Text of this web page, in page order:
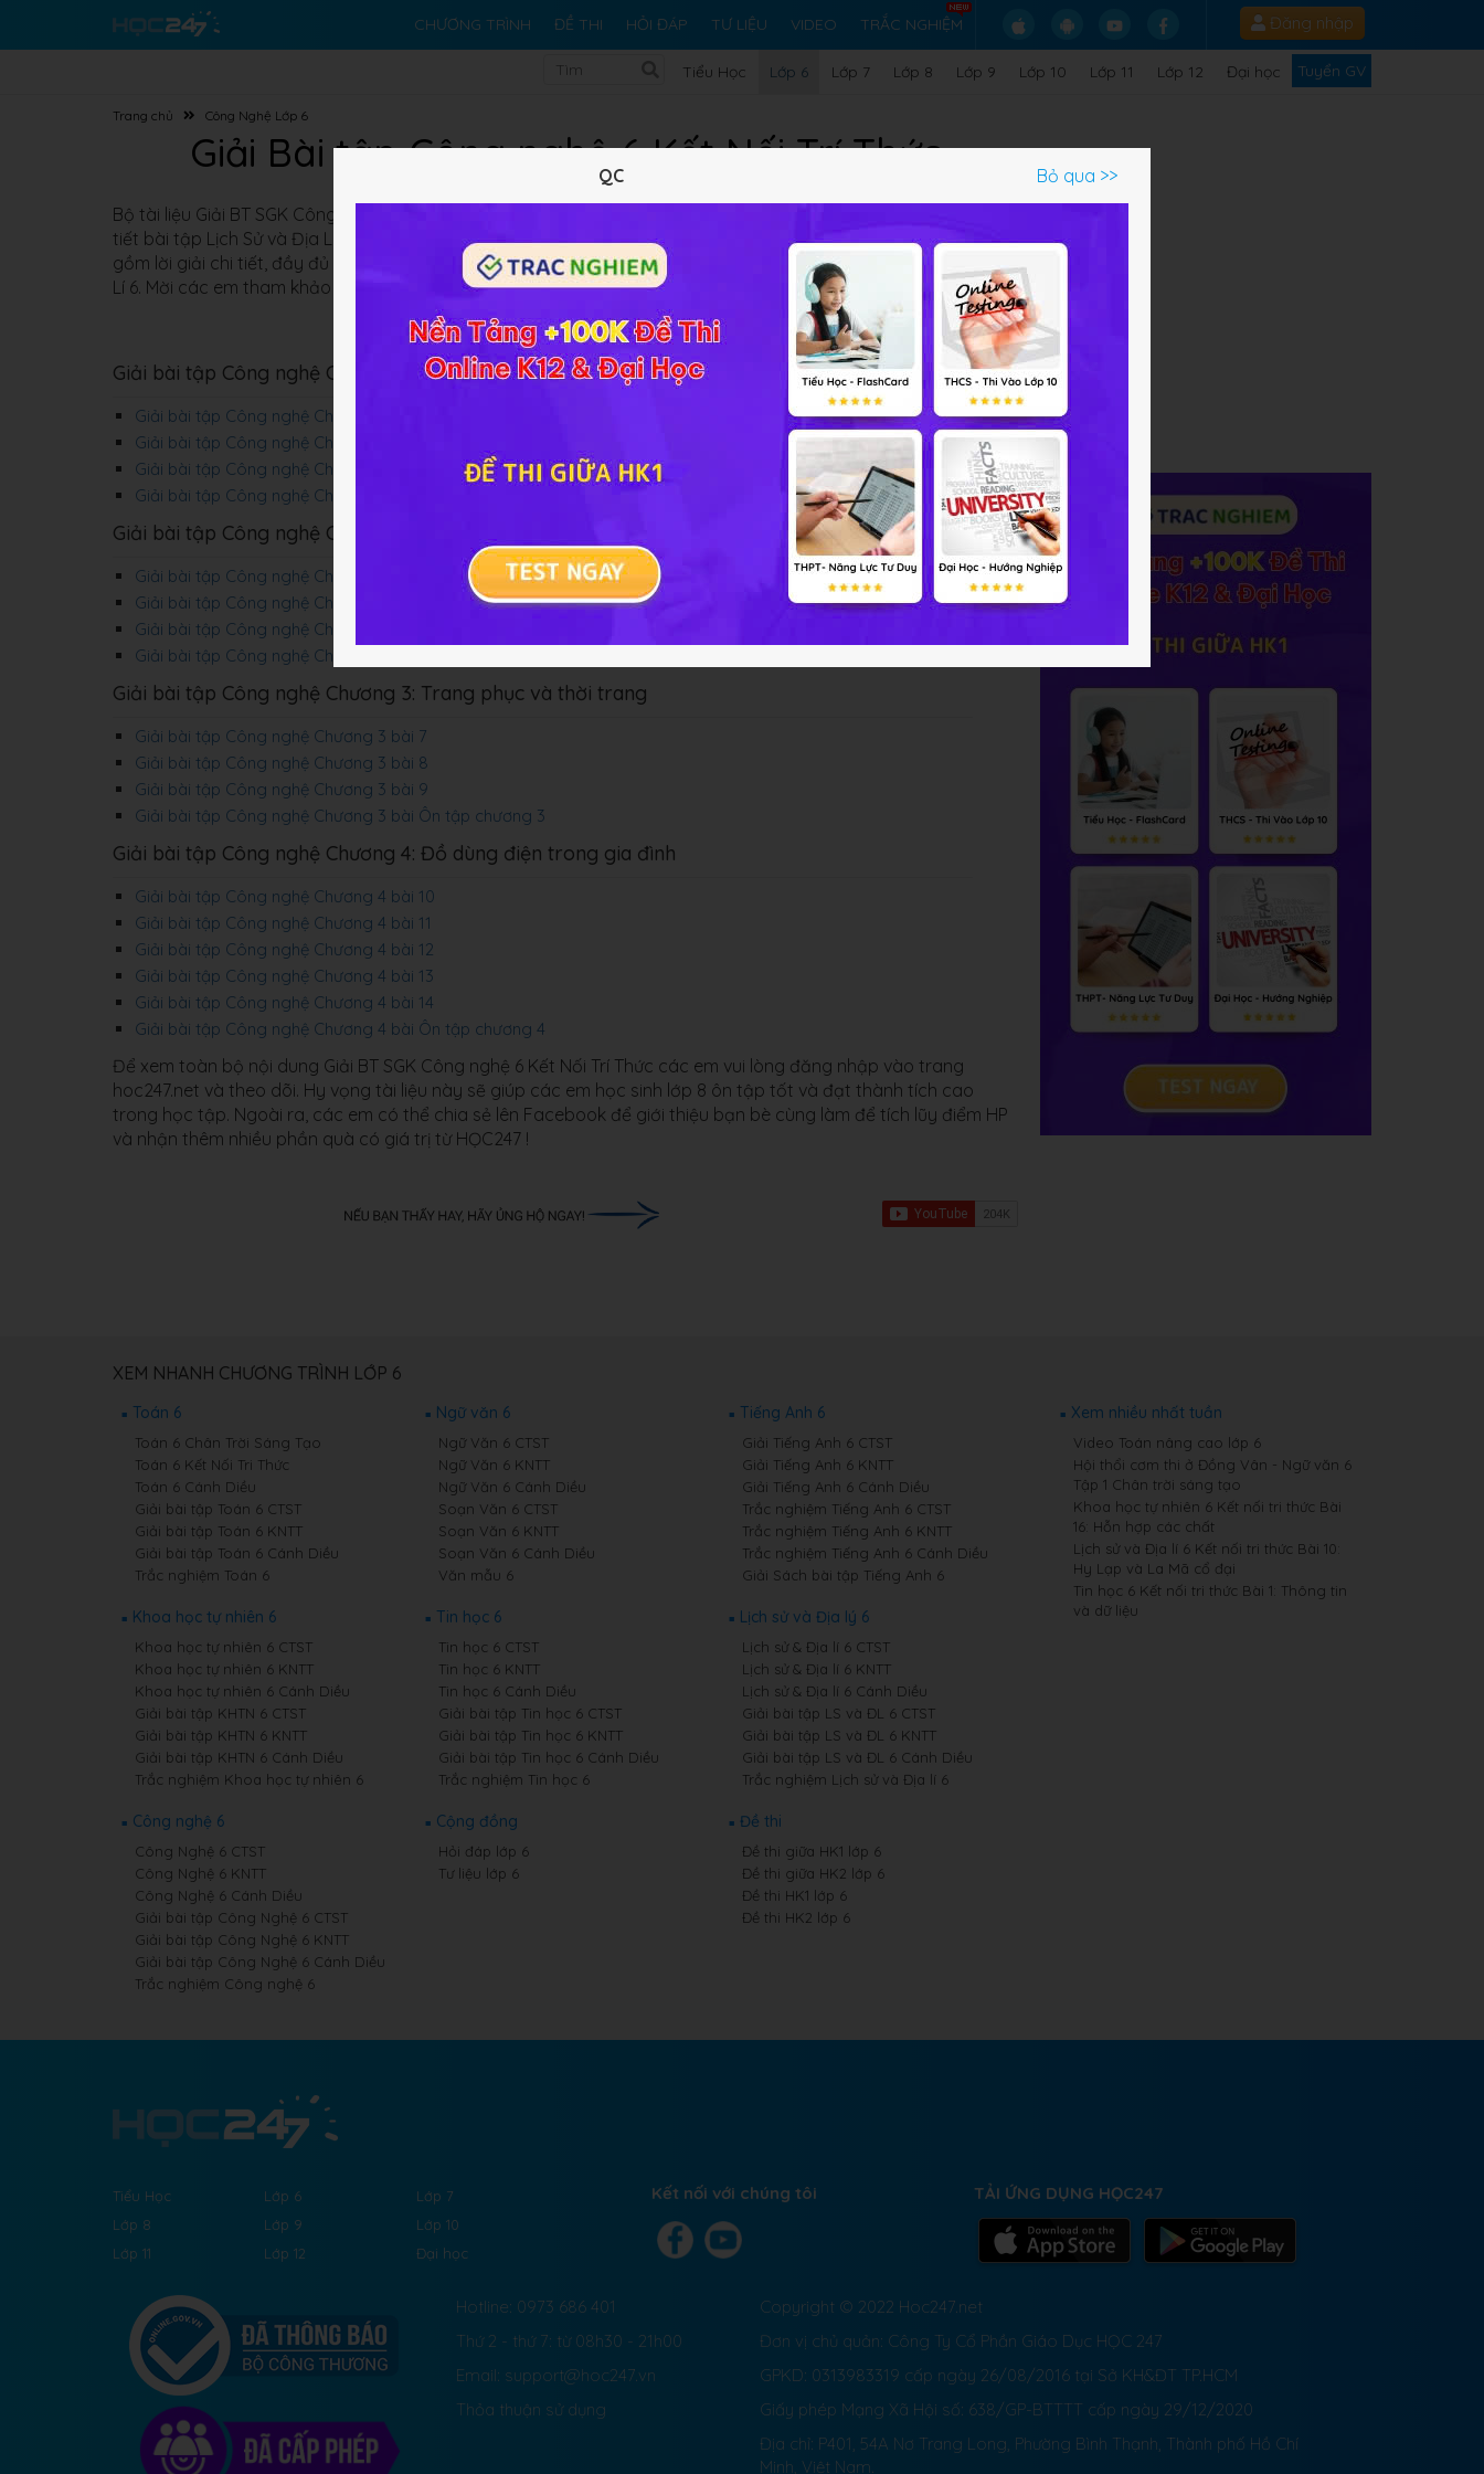
CHƯƠNG TRÌNH ĐỀ THI HỎI ĐÁP TƯ LIỆU VIDEO TRẮC NGHIỆM Đăng nhập
Tiểu Học Lớp 6 Lớp 7 Lớp 8 Lớp 9 Lớp 10 Lớp 11 Lớp 12 Đại học Tuyển GV
Trang chủ Công Nghệ Lớp 6
Giải Bài tập Công nghệ 6 Kết Nối Trí Thức
Bộ tài liệu Giải BT SGK Công nghệ 6 Kết Nối Trí Thức được Hoc247 biên soạn đây là tài liệu Hướng dẫn giải chi
tiết bài tập Lịch Sử và Địa Lí 6 giúp học sinh tham khảo và củng cố kiến thức qua các bài học, tài liệu bao
gồm lời giải chi tiết, đầy đủ và chính xác với nội dung bám sát chương trình sách giáo khoa môn Lịch Sử và Địa
Lí 6. Mời các em tham khảo tại đây.
Giải bài tập Công nghệ Chương 1: Nhà ở
Giải bài tập Công nghệ Chương 1 bài 1
Giải bài tập Công nghệ Chương 1 bài 2
Giải bài tập Công nghệ Chương 1 bài 3
Giải bài tập Công nghệ Chương 1 bài Ôn tập chương 1
Giải bài tập Công nghệ Chương 2: Bảo quản và chế biến thực phẩm
Giải bài tập Công nghệ Chương 2 bài 4
Giải bài tập Công nghệ Chương 2 bài 5
Giải bài tập Công nghệ Chương 2 bài 6
Giải bài tập Công nghệ Chương 2 bài Ôn tập chương 2
Giải bài tập Công nghệ Chương 3: Trang phục và thời trang
Giải bài tập Công nghệ Chương 3 bài 7
Giải bài tập Công nghệ Chương 3 bài 8
Giải bài tập Công nghệ Chương 3 bài 9
Giải bài tập Công nghệ Chương 3 bài Ôn tập chương 3
Giải bài tập Công nghệ Chương 4: Đồ dùng điện trong gia đình
Giải bài tập Công nghệ Chương 4 bài 10
Giải bài tập Công nghệ Chương 4 bài 11
Giải bài tập Công nghệ Chương 4 bài 12
Giải bài tập Công nghệ Chương 4 bài 13
Giải bài tập Công nghệ Chương 4 bài 14
Giải bài tập Công nghệ Chương 4 bài Ôn tập chương 4
Để xem toàn bộ nội dung Giải BT SGK Công nghệ 6 Kết Nối Trí Thức các em vui lòng đăng nhập vào trang
hoc247.net và theo dõi. Hy vọng tài liệu này sẽ giúp các em học sinh lớp 8 ôn tập tốt và đạt thành tích cao
trong học tập. Ngoài ra, các em có thể chia sẻ lên Facebook để giới thiệu bạn bè cùng làm để tích lũy điểm HP
và nhận thêm nhiều phần quà có giá trị từ HỌC247 !
XEM NHANH CHƯƠNG TRÌNH LỚP 6
Toán 6
Toán 6 Chân Trời Sáng Tạo
Toán 6 Kết Nối Tri Thức
Toán 6 Cánh Diều
Giải bài tập Toán 6 CTST
Giải bài tập Toán 6 KNTT
Giải bài tập Toán 6 Cánh Diều
Trắc nghiệm Toán 6
Ngữ văn 6
Ngữ Văn 6 CTST
Ngữ Văn 6 KNTT
Ngữ Văn 6 Cánh Diều
Soạn Văn 6 CTST
Soạn Văn 6 KNTT
Soạn Văn 6 Cánh Diều
Văn mẫu 6
Tiếng Anh 6
Giải Tiếng Anh 6 CTST
Giải Tiếng Anh 6 KNTT
Giải Tiếng Anh 6 Cánh Diều
Trắc nghiệm Tiếng Anh 6 CTST
Trắc nghiệm Tiếng Anh 6 KNTT
Trắc nghiệm Tiếng Anh 6 Cánh Diều
Giải Sách bài tập Tiếng Anh 6
Khoa học tự nhiên 6
Khoa học tự nhiên 6 CTST
Khoa học tự nhiên 6 KNTT
Khoa học tự nhiên 6 Cánh Diều
Giải bài tập KHTN 6 CTST
Giải bài tập KHTN 6 KNTT
Giải bài tập KHTN 6 Cánh Diều
Trắc nghiệm Khoa học tự nhiên 6
Tin học 6
Tin học 6 CTST
Tin học 6 KNTT
Tin học 6 Cánh Diều
Giải bài tập Tin học 6 CTST
Giải bài tập Tin học 6 KNTT
Giải bài tập Tin học 6 Cánh Diều
Trắc nghiệm Tin học 6
Lịch sử và Địa lý 6
Lịch sử & Địa lí 6 CTST
Lịch sử & Địa lí 6 KNTT
Lịch sử & Địa lí 6 Cánh Diều
Giải bài tập LS và ĐL 6 CTST
Giải bài tập LS và ĐL 6 KNTT
Giải bài tập LS và ĐL 6 Cánh Diều
Trắc nghiệm Lịch sử và Địa lí 6
Công nghệ 6
Công Nghệ 6 CTST
Công Nghệ 6 KNTT
Công Nghệ 6 Cánh Diều
Giải bài tập Công Nghệ 6 CTST
Giải bài tập Công Nghệ 6 KNTT
Giải bài tập Công Nghệ 6 Cánh Diều
Trắc nghiệm Công nghệ 6
Cộng đồng
Hỏi đáp lớp 6
Tư liệu lớp 6
Đề thi
Đề thi giữa HK1 lớp 6
Đề thi giữa HK2 lớp 6
Đề thi HK1 lớp 6
Đề thi HK2 lớp 6
Xem nhiều nhất tuần
Video Toán nâng cao lớp 6
Hội thổi cơm thi ở Đồng Vân - Ngữ văn 6
Tập 1 Chân trời sáng tạo
Khoa học tự nhiên 6 Kết nối tri thức Bài
16: Hỗn hợp các chất
Lịch sử và Địa lí 6 Kết nối tri thức Bài 10:
Hy Lạp và La Mã cổ đại
Tin học 6 Kết nối tri thức Bài 1: Thông tin
và dữ liệu
Tiểu Học Lớp 6
Lớp 7
Lớp 8
Lớp 9
Lớp 10
Lớp 11
Lớp 12 Đại học
Kết nối với chúng tôi TẢI ỨNG DỤNG HỌC247
Hotline: 0973 686 401
Thứ 2 - thứ 7: từ 08h30 - 21h00
Email: support@hoc247.vn
Thỏa thuận sử dụng
Copyright © 2022 Hoc247.net
Đơn vị chủ quản: Công Ty Cổ Phần Giáo Dục HỌC 247
GPKD: 0313983319 cấp ngày 26/08/2016 tại Sở KH&ĐT TP.HCM
Giấy phép Mạng Xã Hội số: 638/GP-BTTTT cấp ngày 29/12/2020
Địa chỉ: P401, 54A Nơ Trang Long, Phường Bình Thạnh, Thành phố Hồ Chí
Minh, Việt Nam.
QC Bỏ qua >>